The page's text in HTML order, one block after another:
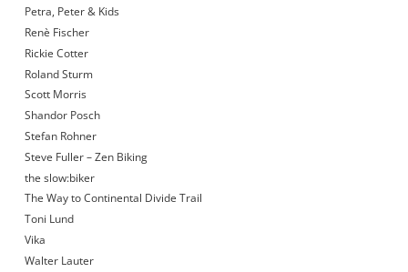
Petra, Peter & Kids
Renè Fischer
Rickie Cotter
Roland Sturm
Scott Morris
Shandor Posch
Stefan Rohner
Steve Fuller – Zen Biking
the slow:biker
The Way to Continental Divide Trail
Toni Lund
Vika
Walter Lauter